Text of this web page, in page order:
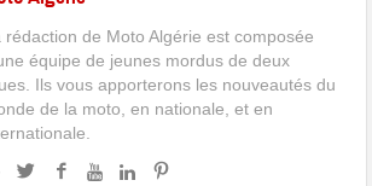
rédaction de Moto Algérie est composée
équipe de jeunes mordus de deux
Ils vous apporterons les nouveautés du
de la moto, en nationale, et en